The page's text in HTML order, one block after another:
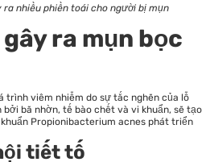
nhiều phiền toái cho người bị mụn
ra mụn bọc
trình viêm nhiễm do sự tắc nghẽn của lỗ
bởi bã nhờn, tế bào chết và vi khuẩn, sẽ tạo
Propionibacterium acnes phát triển
tiết tố